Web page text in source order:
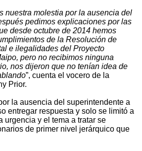
nuestra molestia por la ausencia del
pedimos explicaciones por las
desde octubre de 2014 hemos
de la Resolución de
e ilegalidades del Proyecto
pero no recibimos ninguna
nos dijeron que no tenían idea de
”, cuenta el vocero de la
Prior.
la ausencia del superintendente a
entregar respuesta y solo se limitó a
urgencia y el tema a tratar se
de primer nivel jerárquico que